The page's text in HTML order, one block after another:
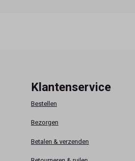
Klantenservice
Bestellen
Bezorgen
Betalen & verzenden